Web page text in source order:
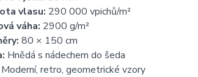
vlasu: 290 000 vpichů/m²
váha: 2900 g/m²
80 × 150 cm
Hnědá s nádechem do šeda
Moderní, retro, geometrické vzory